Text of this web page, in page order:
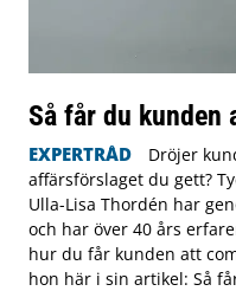
Så får du kunden
EXPERTRÅD
Dröjer
affärsförslaget du gett?
Ulla-Lisa Thordén har
och har över 40 års
hur du får kunden att
hon här i sin artikel: Så